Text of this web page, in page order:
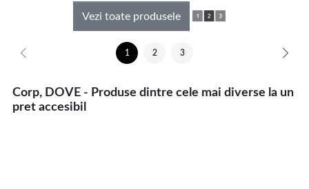
Vezi toate produsele
1 2 3
Corp, DOVE - Produse dintre cele mai diverse la un
pret accesibil